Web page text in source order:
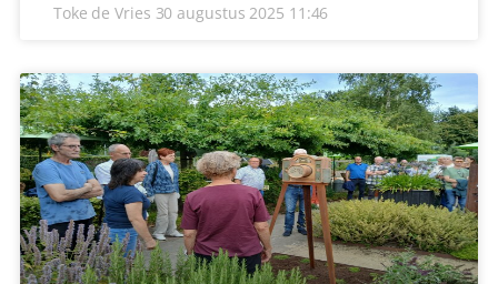
Toke de Vries 30 augustus 2025 11:46